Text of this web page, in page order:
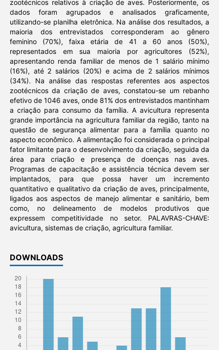
zootécnicos relativos à criação de aves. Posteriormente, os
dados foram agrupados e analisados graficamente,
utilizando-se planilha eletrônica. Na análise dos resultados, a
maioria dos entrevistados corresponderam ao gênero
feminino (70%), faixa etária de 41 a 60 anos (50%),
representados em sua maioria por agricultores (52%),
apresentando renda familiar de menos de 1 salário mínimo
(16%), até 2 salários (20%) e acima de 2 salários mínimos
(34%). Na análise das respostas referentes aos aspectos
zootécnicos da criação de aves, constatou-se um rebanho
efetivo de 1046 aves, onde 81% dos entrevistados mantinham
a criação para consumo da família. A avicultura representa
grande importância na agricultura familiar da região, tanto na
questão de segurança alimentar para a família quanto no
aspecto econômico. A alimentação foi considerada o principal
fator limitante para o desenvolvimento da criação, seguida da
área para criação e presença de doenças nas aves.
Programas de capacitação e assistência técnica devem ser
implantados, para que possa haver um incremento
quantitativo e qualitativo da criação de aves, principalmente,
ligados aos aspectos de manejo alimentar e sanitário, bem
como, no delineamento de modelos produtivos que
expressem competitividade no setor. PALAVRAS-CHAVE:
avicultura, sistemas de criação, agricultura familiar.
DOWNLOADS